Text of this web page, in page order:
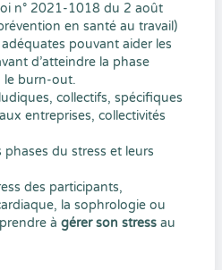
n° 2021-1018 du 2 août
en santé au travail)
pouvant aider les
d’atteindre la phase
le burn-out.
collectifs, spécifiques
entreprises, collectivités
du stress et leurs
des participants,
la sophrologie ou
à gérer son stress au